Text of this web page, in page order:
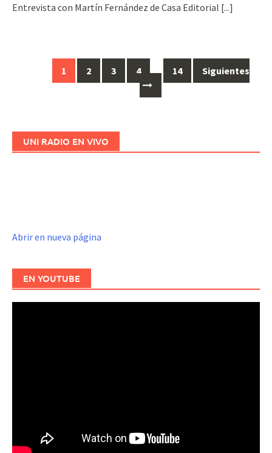
Entrevista con Martín Fernández de Casa Editorial [...]
1 2 3 4 … 14 Siguientes
UNI RADIO EN VIVO
Abrir en nueva página
EN YOUTUBE